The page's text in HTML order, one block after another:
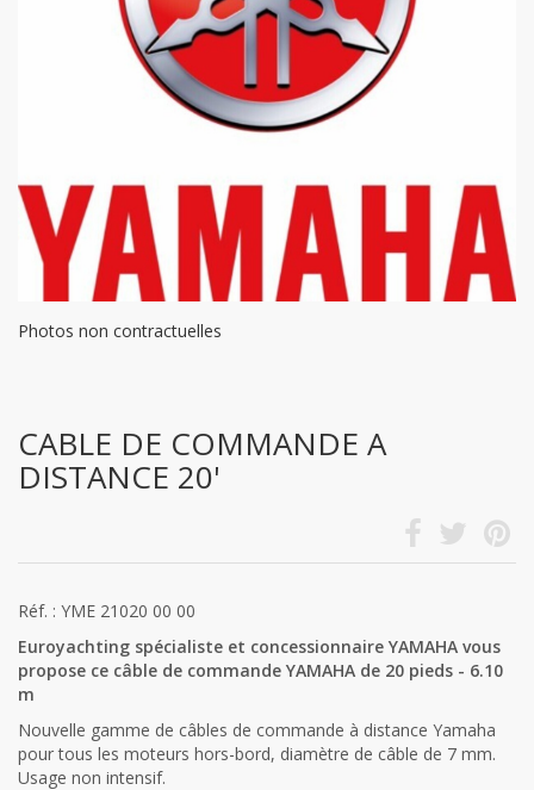
Photos non contractuelles
CABLE DE COMMANDE A
DISTANCE 20'
Réf. : YME 21020 00 00
Euroyachting spécialiste et concessionnaire YAMAHA vous
propose ce câble de commande YAMAHA de 20 pieds - 6.10
m
Nouvelle gamme de câbles de commande à distance Yamaha
pour tous les moteurs hors-bord, diamètre de câble de 7 mm.
Usage non intensif.